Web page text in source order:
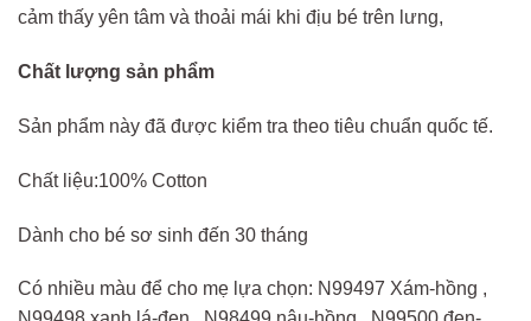
cảm thấy yên tâm và thoải mái khi địu bé trên lưng,
Chất lượng sản phẩm
Sản phẩm này đã được kiểm tra theo tiêu chuẩn quốc tế.
Chất liệu:100% Cotton
Dành cho bé sơ sinh đến 30 tháng
Có nhiều màu để cho mẹ lựa chọn: N99497 Xám-hồng ,